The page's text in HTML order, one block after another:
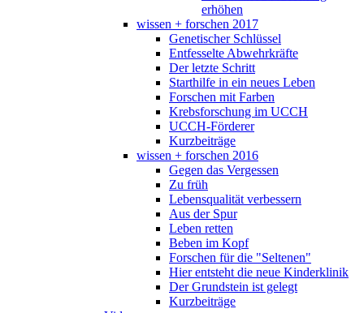
erhöhen
wissen + forschen 2017
Genetischer Schlüssel
Entfesselte Abwehrkräfte
Der letzte Schritt
Starthilfe in ein neues Leben
Forschen mit Farben
Krebsforschung im UCCH
UCCH-Förderer
Kurzbeiträge
wissen + forschen 2016
Gegen das Vergessen
Zu früh
Lebensqualität verbessern
Aus der Spur
Leben retten
Beben im Kopf
Forschen für die "Seltenen"
Hier entsteht die neue Kinderklinik
Der Grundstein ist gelegt
Kurzbeiträge